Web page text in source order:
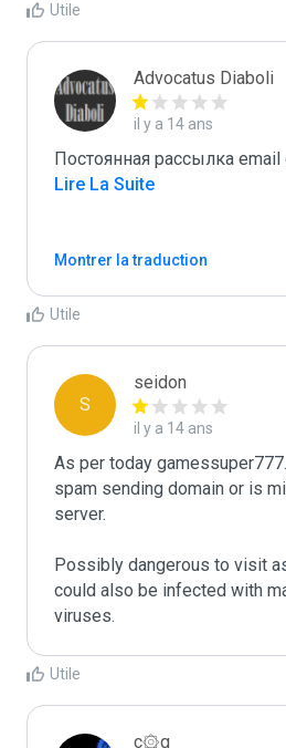
Utile
Advocatus Diaboli
il y a 14 ans
Постоянная рассылка
Lire La Suite
Montrer la traduction
Utile
S
seidon
il y a 14 ans
As per today
spam sending domain or is
server.
Possibly dangerous to visit
could also be infected with
viruses.
Utile
c۞g